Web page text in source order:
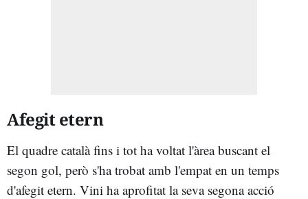
Afegit etern
El quadre català fins i tot ha voltat l'àrea buscant el
segon gol, però s'ha trobat amb l'empat en un temps
d'afegit etern. Vini ha aprofitat la seva segona acció